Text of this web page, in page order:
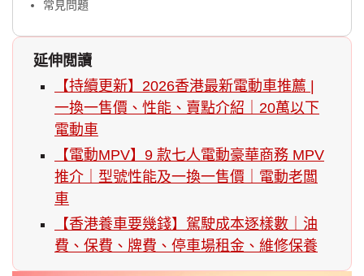
常見問題
延伸閲讀
【持續更新】2026香港最新電動車推薦 |
一換一售價、性能、賣點介紹｜20萬以下
電動車
【電動MPV】9 款七人電動豪華商務 MPV
推介｜型號性能及一換一售價｜電動老闆
車
【香港養車要幾錢】駕駛成本逐樣數｜油
費、保費、牌費、停車場租金、維修保養